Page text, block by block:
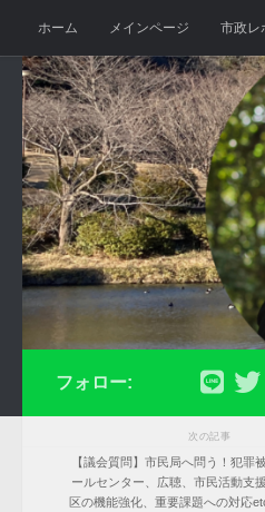
コンテンツへスキップ
ホーム メインページ 市政レ
フォロー:
次の記事
【議会質問】市民局へ問う！犯罪
ールセンター、広聴、市民活動支
区の機能強化、重要課題への対応